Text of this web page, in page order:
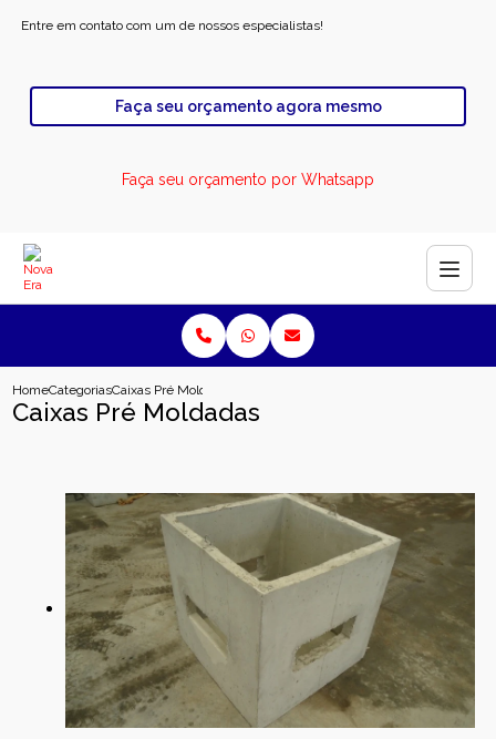
Entre em contato com um de nossos especialistas!
Faça seu orçamento agora mesmo
Faça seu orçamento por Whatsapp
HomeCategoriasCaixas Pré Moldadas
Caixas Pré Moldadas